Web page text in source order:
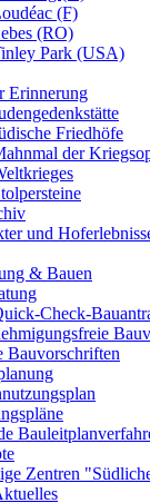
(F)
(RO)
Park (USA)
Erinnerung
Friedhöfe
der
und
& Bauen
Check-
Bauvorschriften
Zentren